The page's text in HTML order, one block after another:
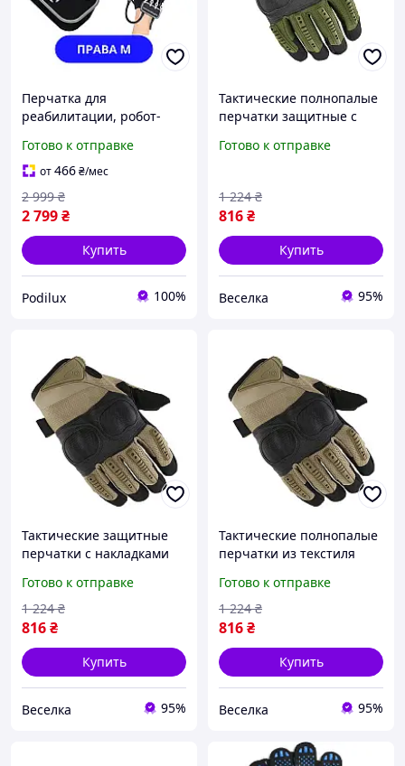
Перчатка для
реабилитации, робот-
тренажер для руки и
пальцев с зеркальной
перчаткой, Права M
Готово к отправке
от466₴/мес
2 799₴
2 999 ₴
Купить
Podilux 100%
Тактические полнопалые
перчатки защитные с
активного отдыха и
Готово к отправке
816₴
1 224 ₴
Купить
Веселка 95%
Тактические защитные
перчатки с накладками
работы и активного
отдыха L Хаки FLAME
Готово к отправке
816₴
1 224 ₴
Купить
Веселка 95%
Тактические полнопалые
перчатки из текстиля
работы и активного
отдыха FLAME
Готово к отправке
816₴
1 224 ₴
Купить
Веселка 95%